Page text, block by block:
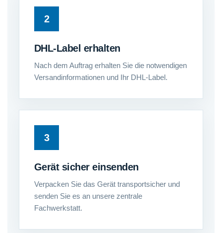
DHL-Label erhalten
Nach dem Auftrag erhalten Sie die notwendigen
Versandinformationen und Ihr DHL-Label.
Gerät sicher einsenden
Verpacken Sie das Gerät transportsicher und
senden Sie es an unsere zentrale
Fachwerkstatt.